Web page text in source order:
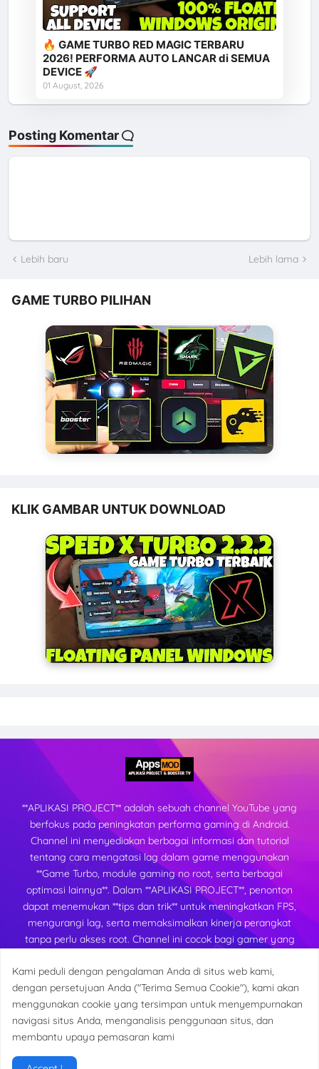
🔥 GAME TURBO RED MAGIC TERBARU
2026! PERFORMA AUTO LANCAR di SEMUA
DEVICE 🚀
01 August, 2026
Posting Komentar
Lebih baru Lebih lama
GAME TURBO PILIHAN
KLIK GAMBAR UNTUK DOWNLOAD
**APLIKASI PROJECT** adalah sebuah channel YouTube yang
berfokus pada peningkatan performa gaming di Android.
Channel ini menyediakan berbagai informasi dan tutorial
tentang cara mengatasi lag dalam game menggunakan
**Game Turbo, module gaming no root, serta berbagai
optimasi lainnya**. Dalam **APLIKASI PROJECT**, penonton
dapat menemukan **tips dan trik** untuk meningkatkan FPS,
mengurangi lag, serta memaksimalkan kinerja perangkat
tanpa perlu akses root. Channel ini cocok bagi gamer yang
dan stabil di berbagai perangkat Android.
Kami peduli dengan pengalaman Anda di situs web kami,
dengan persetujuan Anda ("Terima Semua Cookie"), kami akan
menggunakan cookie yang tersimpan untuk menyempurnakan
navigasi situs Anda, menganalisis penggunaan situs, dan
membantu upaya pemasaran kami